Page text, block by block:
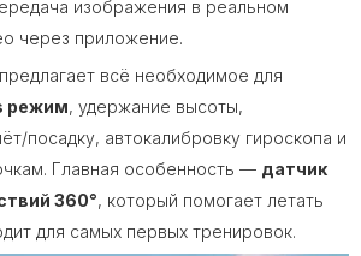
изображения в реальном
через приложение.
всё необходимое для
режим, удержание высоты,
посадку, автокалибровку гироскопа и
Главная особенность — датчик
360°, который помогает летать
для самых первых тренировок.